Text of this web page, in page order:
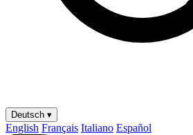
Deutsch ▾
English Français Italiano Español